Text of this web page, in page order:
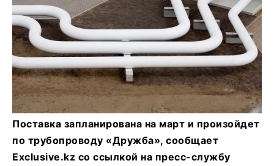
Поставка запланирована на март и произойдет
по трубопроводу «Дружба», сообщает
Exclusive.kz со ссылкой на пресс-службу